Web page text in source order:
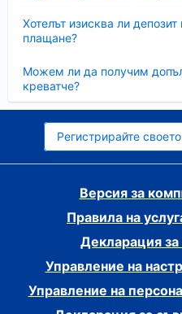
Хотелът изисква ли
плащане?
Можем ли да получим
креватче?
Регистрирайте
Версия за
Правила на
Декларация
Управление на
Управление на